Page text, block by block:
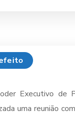
Executivo de
uma reunião